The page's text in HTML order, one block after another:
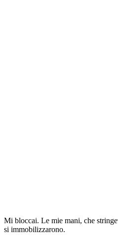
Mi bloccai. Le mie mani, che
si immobilizzarono.